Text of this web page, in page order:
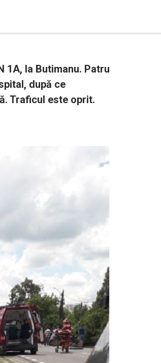
1A, la Butimanu. Patru
după ce
Traficul este oprit.